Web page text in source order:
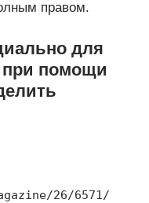
правом.
для
при помощи
26/6571/